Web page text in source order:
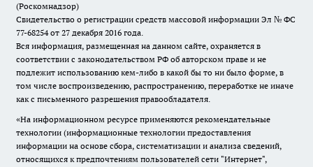
(Роскомнадзор)
Свидетельство о регистрации средств массовой информации Эл № ФС
77-68254 от 27 декабря 2016 года.
Вся информация, размещенная на данном сайте, охраняется в
соответствии с законодательством РФ об авторском праве и не
подлежит использованию кем-либо в какой бы то ни было форме, в
том числе воспроизведению, распространению, переработке не иначе
как с письменного разрешения правообладателя.
«На информационном ресурсе применяются рекомендательные
технологии (информационные технологии предоставления
информации на основе сбора, систематизации и анализа сведений,
относящихся к предпочтениям пользователей сети "Интернет",